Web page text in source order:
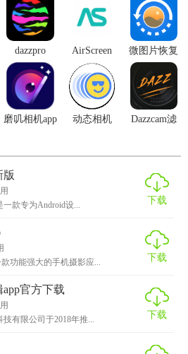
dazzpro AirScreen
微图片恢复
大师
磨叽相机app 动态相机
Dazzcam滤
版
款专为Android设...
下载
功能强大的手机摄影应...
下载
官方下载
有限公司于2018年推...
下载